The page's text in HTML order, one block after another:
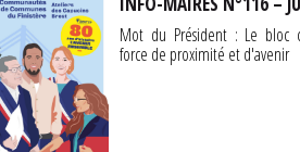
Mot du Président : Le bloc
force de proximité et d'avenir